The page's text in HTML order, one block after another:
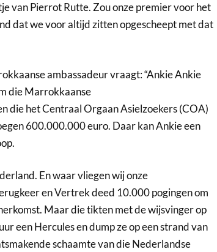
van Pierrot Rutte. Zou onze premier voor het
dat we voor altijd zitten opgescheept met dat
ambassadeur vraagt: “Ankie Ankie
die Marrokkaanse
die het Centraal Orgaan Asielzoekers (COA)
600.000.000 euro. Daar kan Ankie een
En waar vliegen wij onze
en Vertrek deed 10.000 pogingen om
Maar die tikten met de wijsvinger op
een Hercules en dump ze op een strand van
schaamte van die Nederlandse